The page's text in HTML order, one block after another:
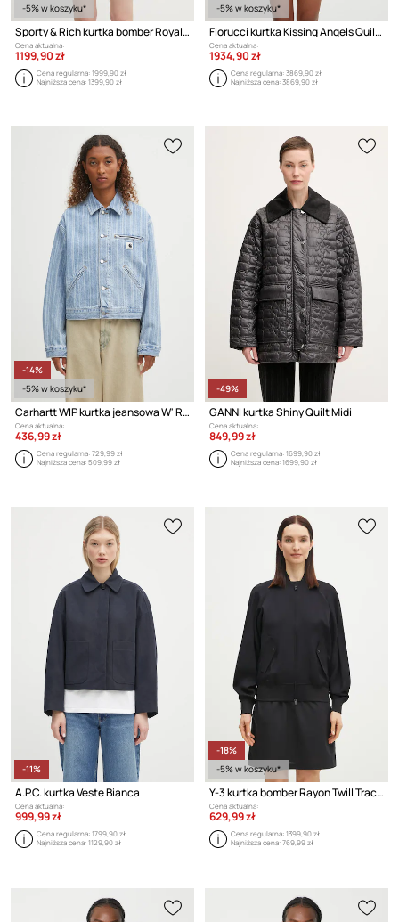
-5% w koszyku*
Sporty & Rich kurtka bomber Royal Club Nylon Varsity
Cena aktualna:
1199,90 zł
Cena regularna:1999,90 zł
Najniższa cena:1399,90 zł
-5% w koszyku*
Fiorucci kurtka Kissing Angels Quilted
Cena aktualna:
1934,90 zł
Cena regularna:3869,90 zł
Najniższa cena:3869,90 zł
-14%
-5% w koszyku*
Carhartt WIP kurtka jeansowa W' Rylan
Cena aktualna:
436,99 zł
Cena regularna:729,99 zł
Najniższa cena:509,99 zł
-49%
GANNI kurtka Shiny Quilt Midi
Cena aktualna:
849,99 zł
Cena regularna:1699,90 zł
Najniższa cena:1699,90 zł
-11%
A.P.C. kurtka Veste Bianca
Cena aktualna:
999,99 zł
Cena regularna:1799,90 zł
Najniższa cena:1129,90 zł
-18%
-5% w koszyku*
Y-3 kurtka bomber Rayon Twill Track Top
Cena aktualna:
629,99 zł
Cena regularna:1399,90 zł
Najniższa cena:769,99 zł